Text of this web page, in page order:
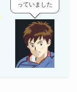
っていました